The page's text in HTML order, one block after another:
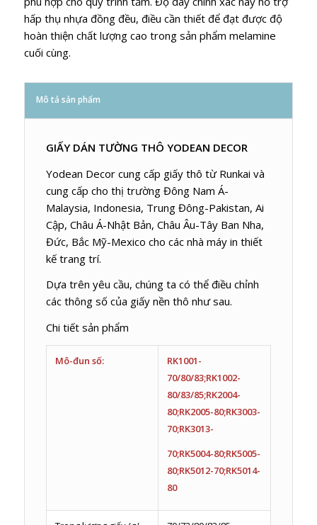
hấp thụ nhựa đồng đều, điều cần thiết để đạt được độ
hoàn thiện chất lượng cao trong sản phẩm melamine
cuối cùng.
Mô tả sản phẩm
GIẤY DÁN TƯỜNG THÔ YODEAN DECOR
Yodean Decor cung cấp giấy thô từ Runkai và
cung cấp cho thị trường Đông Nam Á-
Malaysia, Indonesia, Trung Đông-Pakistan, Ai
Cập, Châu Á-Nhật Bản, Châu Âu-Tây Ban Nha,
Đức, Bắc Mỹ-Mexico cho các nhà máy in thiết
kế trang trí.
Dựa trên yêu cầu, chúng ta có thể điều chỉnh
các thông số của giấy nền thô như sau.
Chi tiết sản phẩm
Mô-đun số:
RK1001-
70/80/83;RK1002-
80/83/85;RK2004-
80;RK2005-80;RK3003-
70;RK3013-
70;RK5004-80;RK5005-
80;RK5012-70;RK5014-
80